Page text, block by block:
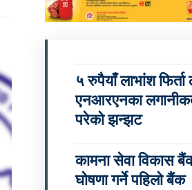
५ रुपैयाँ लाभांश
एनआरएनका
परेको झन्झट
कामना सेवा विकास
घोषणा गर्ने पहिलो बैंक